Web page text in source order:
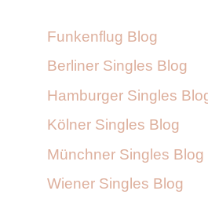
Funkenflug Blog
Berliner Singles Blog
Hamburger Singles
Kölner Singles Blog
Münchner Singles Blog
Wiener Singles Blog